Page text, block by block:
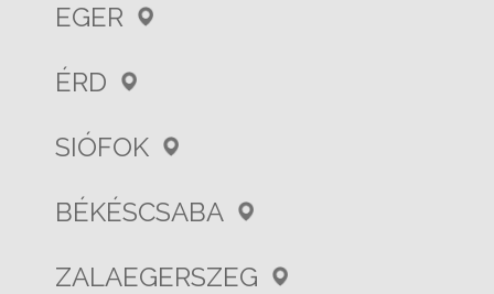
EGER
ÉRD
SIÓFOK
BÉKÉSCSABA
ZALAEGERSZEG